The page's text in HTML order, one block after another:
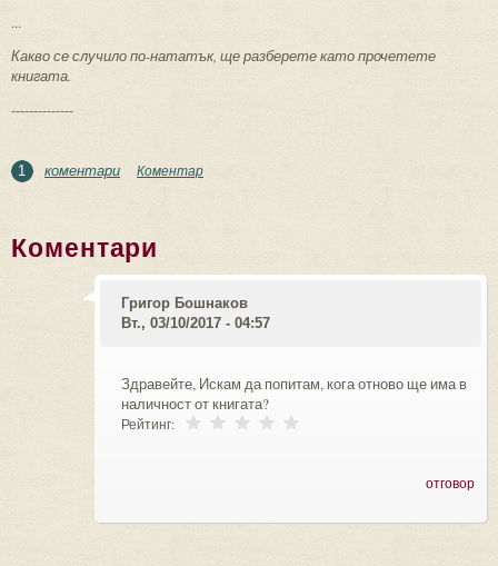
...
Какво се случило по-нататък, ще разберете като прочетете
книгата.
--------------
1 коментари Коментар
Коментари
Григор Бошнаков
Вт., 03/10/2017 - 04:57
Здравейте, Искам да попитам, кога отново ще има в
наличност от книгата?
Рейтинг:
отговор